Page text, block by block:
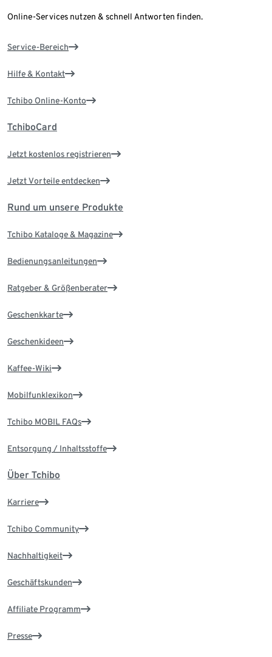
Online-Services nutzen & schnell Antworten finden.
Service-Bereich
Hilfe & Kontakt
Tchibo Online-Konto
TchiboCard
Jetzt kostenlos registrieren
Jetzt Vorteile entdecken
Rund um unsere Produkte
Tchibo Kataloge & Magazine
Bedienungsanleitungen
Ratgeber & Größenberater
Geschenkkarte
Geschenkideen
Kaffee-Wiki
Mobilfunklexikon
Tchibo MOBIL FAQs
Entsorgung / Inhaltsstoffe
Über Tchibo
Karriere
Tchibo Community
Nachhaltigkeit
Geschäftskunden
Affiliate Programm
Presse